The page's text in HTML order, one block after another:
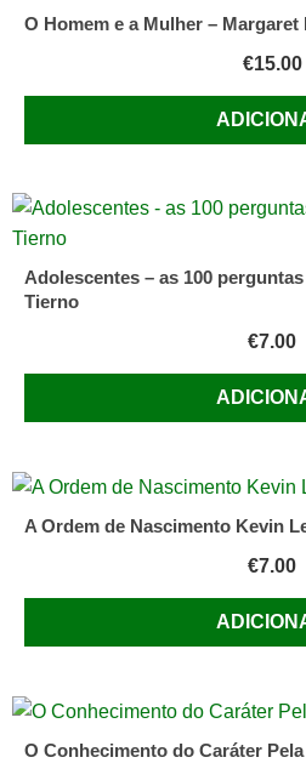
O Homem e a Mulher – Margaret
€15.00
Adolescentes – as 100
Tierno
€7.00
A Ordem de Nascimento Kevin
€7.00
O Conhecimento do Caráter